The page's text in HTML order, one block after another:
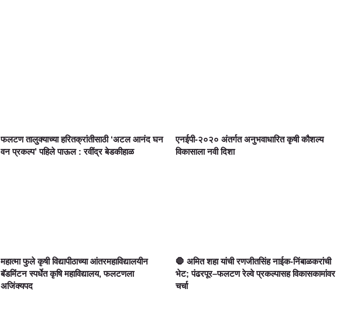
फलटण तालुक्याच्या हरितक्रांतीसाठी ‘अटल आनंद घन
वन प्रकल्प’ पहिले पाऊल : रवींद्र बेडकीहाळ
एनईपी-२०२० अंतर्गत अनुभवाधारित कृषी कौशल्य
विकासाला नवी दिशा
महात्मा फुले कृषी विद्यापीठाच्या आंतरमहाविद्यालयीन
बॅडमिंटन स्पर्धेत कृषि महाविद्यालय, फलटणला
अजिंक्यपद
🛑 अमित शहा यांची रणजीतसिंह नाईक-निंबाळकरांची
भेट; पंढरपूर–फलटण रेल्वे प्रकल्पासह विकासकामांवर
चर्चा